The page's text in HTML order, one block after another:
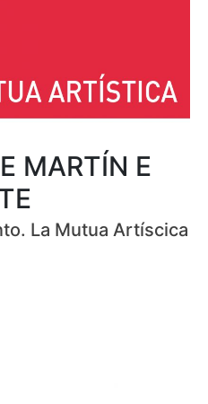
MARTÍN E
La Mutua Artíscica